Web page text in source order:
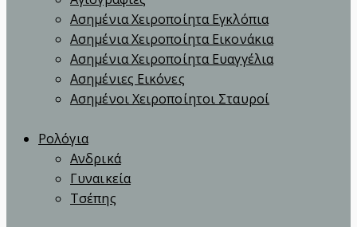
Ασημένια Χειροποίητα Εγκλόπια
Ασημένια Χειροποίητα Εικονάκια
Ασημένια Χειροποίητα Ευαγγέλια
Ασημένιες Εικόνες
Ασημένοι Χειροποίητοι Σταυροί
Ρολόγια
Ανδρικά
Γυναικεία
Τσέπης